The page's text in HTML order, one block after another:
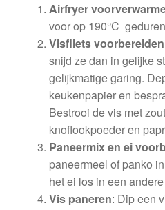
Airfryer
voor op 190°C
Visfilets voorbereiden
snijd ze dan in gelijke
gelijkmatige garing.
keukenpapier en
Bestrooi de vis met
knoflookpoeder en
Paneermix en ei
paneermeel of panko
het ei los in een
Vis paneren: Dip een